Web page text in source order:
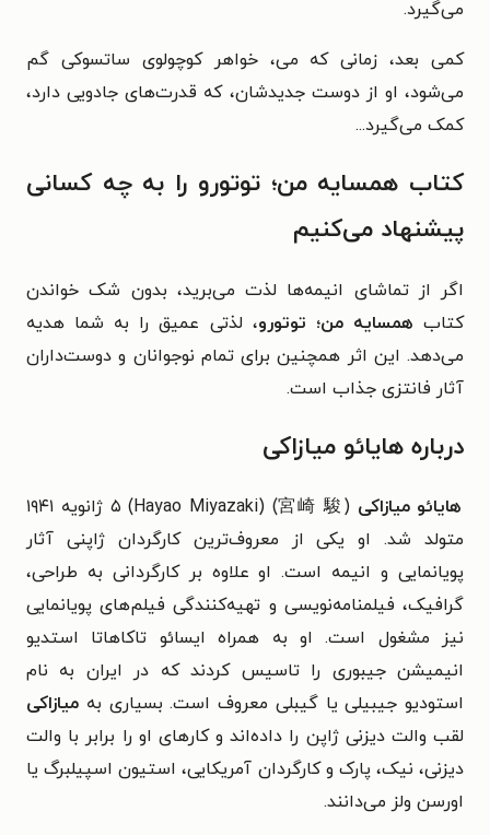
می‌گیرد.
کمی بعد، زمانی که می، خواهر کوچولوی ساتسوکی گم
می‌شود، او از دوست جدیدشان، که قدرت‌های جادویی دارد،
کمک می‌گیرد...
کتاب همسایه من؛ توتورو را به چه کسانی
پیشنهاد می‌کنیم
اگر از تماشای انیمه‌ها لذت می‌برید، بدون شک خواندن
کتاب همسایه من؛ توتورو، لذتی عمیق را به شما هدیه
می‌دهد. این اثر همچنین برای تمام نوجوانان و دوست‌داران
آثار فانتزی جذاب است.
درباره هایائو میازاکی
هایائو میازاکی
(宮崎 駿) (Hayao Miyazaki) ۵ ژانویه ۱۹۴۱
متولد شد. او یکی از معروف‌ترین کارگردان ژاپنی آثار
پویانمایی و انیمه است. او علاوه بر کارگردانی به طراحی،
گرافیک، فیلمنامه‌نویسی و تهیه‌کنندگی فیلم‌های پویانمایی
نیز مشغول است. او به همراه ایسائو تاکاهاتا استدیو
انیمیشن جیبوری را تاسیس کردند که در ایران به نام
استودیو جیبیلی یا گیبلی معروف است. بسیاری به میازاکی
لقب والت دیزنی ژاپن را داده‌اند و کارهای او را برابر با والت
دیزنی، نیک، پارک و کارگردان آمریکایی، استیون اسپیلبرگ یا
اورسن ولز می‌دانند.